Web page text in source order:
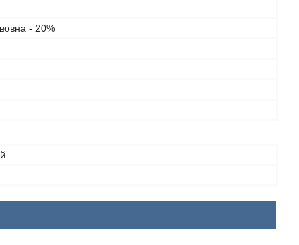
- 20%